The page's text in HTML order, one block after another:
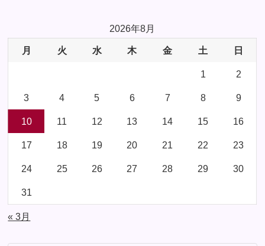
2026年8月
月 火 水 木 金 土 日
1 2
3 4 5 6 7 8 9
10 11 12 13 14 15 16
17 18 19 20 21 22 23
24 25 26 27 28 29 30
31
« 3月